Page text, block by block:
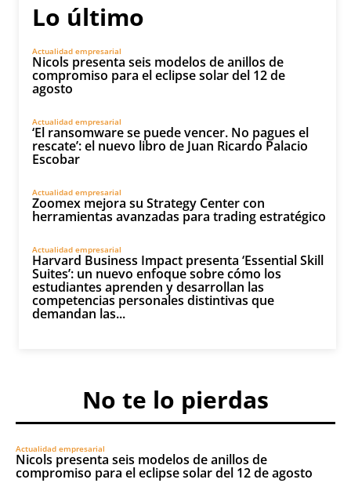
Lo último
Actualidad empresarial
Nicols presenta seis modelos de anillos de
compromiso para el eclipse solar del 12 de
agosto
Actualidad empresarial
‘El ransomware se puede vencer. No pagues el
rescate’: el nuevo libro de Juan Ricardo Palacio
Escobar
Actualidad empresarial
Zoomex mejora su Strategy Center con
herramientas avanzadas para trading estratégico
Actualidad empresarial
Harvard Business Impact presenta ‘Essential Skill
Suites’: un nuevo enfoque sobre cómo los
estudiantes aprenden y desarrollan las
competencias personales distintivas que
demandan las...
No te lo pierdas
Actualidad empresarial
Nicols presenta seis modelos de anillos de
compromiso para el eclipse solar del 12 de agosto